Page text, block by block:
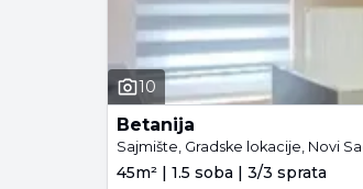
10
Betanija
Sajmište, Gradske lokacije, Novi
45m² | 1.5 soba | 3/3 sprata